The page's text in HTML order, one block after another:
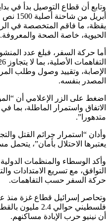
فاقم المتخصصة في الرعاية
خاصة الصحة والمعروفة.
التفاهمات
وتقييد وصول وطلب المرضى
بنفسه.
الزر الإعلامي أن “المؤشرات
واستمرار الماطلة، بما في ذلك
جرائم القتل والتجويع
الاحتلال بأمان”، يتحمل
والمنظمات الدولية بإلزام
مع تسريع الامتدادات
حسب التفاهمات.
فلسطيني حوالي 2.4 مليون
حرب الإبادة مساكنهم.